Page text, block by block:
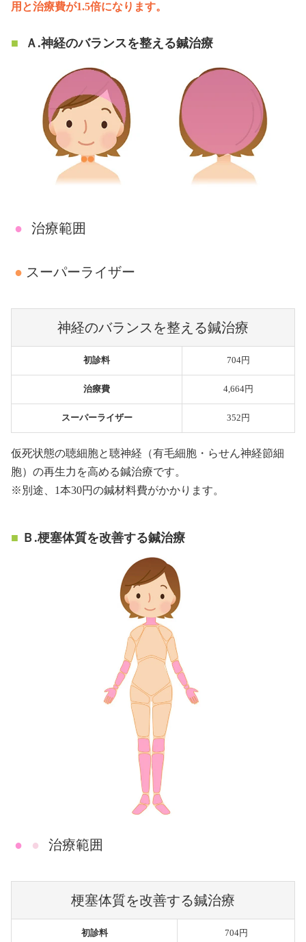
用と治療費が1.5倍になります。
Ａ.神経のバランスを整える鍼治療
● 治療範囲
● スーパーライザー
神経のバランスを整える鍼治療
初診料 704円
治療費 4,664円
スーパーライザー 352円
仮死状態の聴細胞と聴神経（有毛細胞・らせん神経節細
胞）の再生力を高める鍼治療です。
※別途、1本30円の鍼材料費がかかります。
Ｂ.梗塞体質を改善する鍼治療
● ● 治療範囲
梗塞体質を改善する鍼治療
初診料 704円